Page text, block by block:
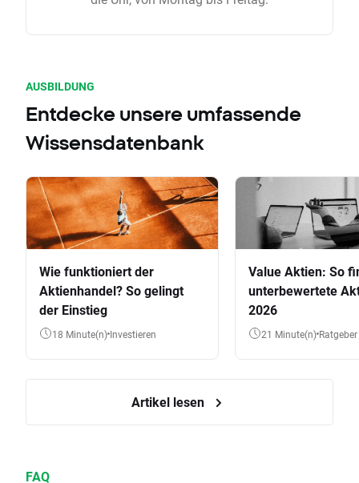
AUSBILDUNG
Entdecke unsere umfassende
Wissensdatenbank
Wie funktioniert der
Aktienhandel? So gelingt
der Einstieg
18 Minute(n) Investieren
Value Aktien: So
unterbewertete
2026
21 Minute(n) Ratgeber
Artikel lesen
FAQ